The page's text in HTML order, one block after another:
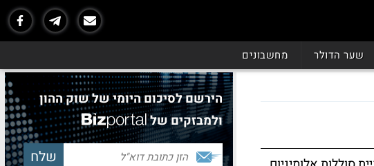
שער הדולר מחשבונים
הירשם לסיכום היומי של שוק ההון
ולמבזקים של